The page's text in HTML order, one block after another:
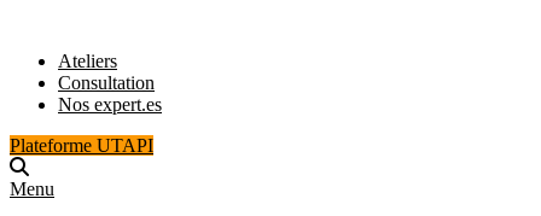
Ateliers
Consultation
Nos expert.es
Plateforme UTAPI
Menu